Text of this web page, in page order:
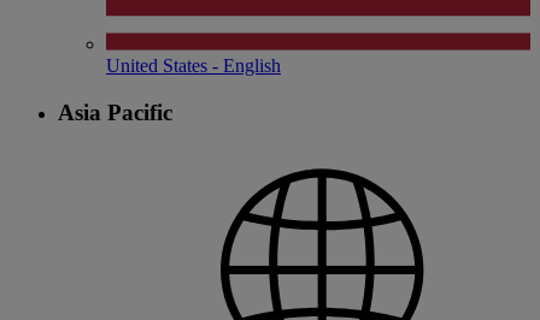
United States - English
Asia Pacific